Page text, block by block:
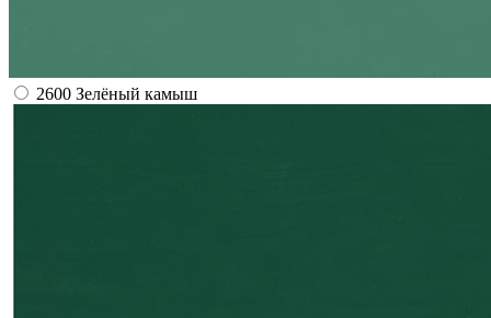
2600 Зелёный камыш